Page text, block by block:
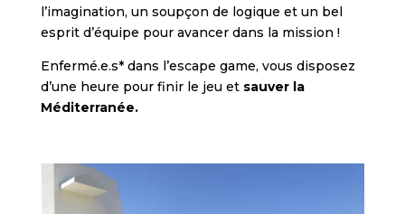
l’imagination, un soupçon de logique et un bel
esprit d’équipe pour avancer dans la mission !
Enfermé.e.s* dans l’escape game, vous disposez
d’une heure pour finir le jeu etsauver la
Méditerranée.